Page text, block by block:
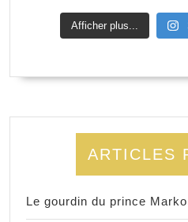
Afficher plus...
ARTICLES
Le gourdin du prince